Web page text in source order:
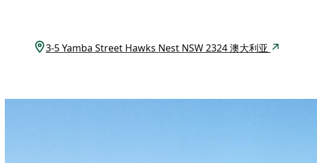
3-5 Yamba Street Hawks Nest NSW 2324 澳大利亚